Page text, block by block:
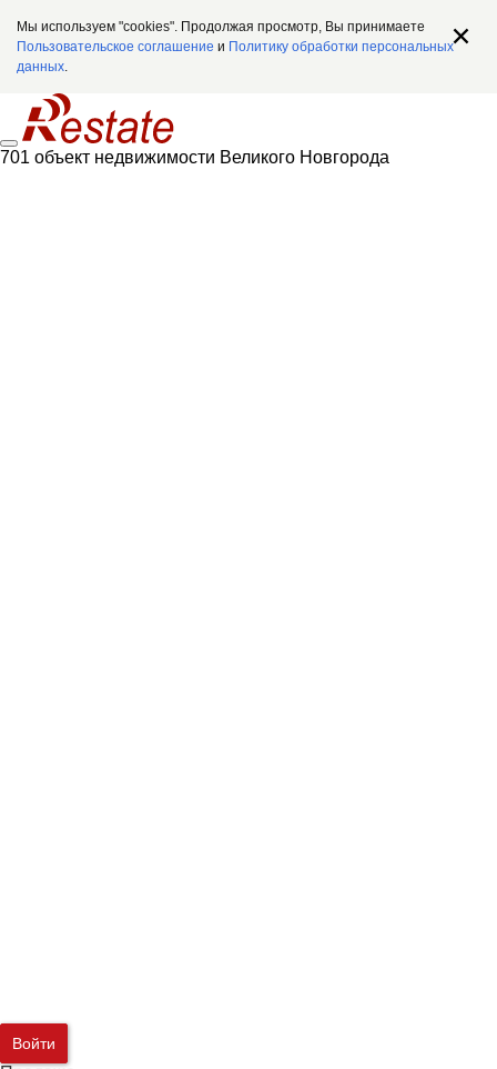
Мы используем "cookies". Продолжая просмотр, Вы принимаете
Пользовательское соглашение и Политику обработки персональных
данных.
701 объект недвижимости Великого Новгорода
Войти